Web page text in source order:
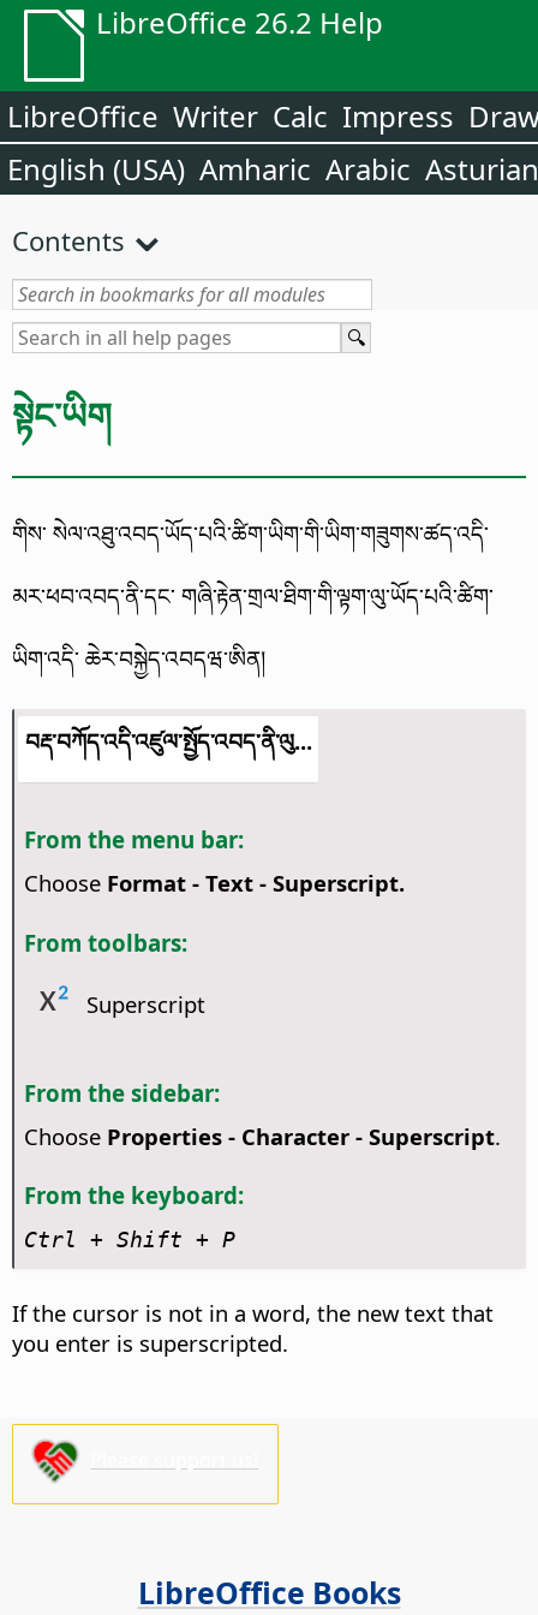
LibreOffice 26.2 Help
LibreOffice Writer Calc Impress
English (USA) Amharic Arabic Asturian
Contents
སྟེང་ཡིག
གིས་ སེལ་འཐུ་འབད་ཡོད་པའི་ཚིག་ཡིག་གི་ཡིག་གཟུགས་ཚད་འདི་
མར་ཕབ་འབད་ནི་དང་ གཞི་རྟེན་གྲལ་ཐིག་གི་ལྟག་ལུ་ཡོད་པའི་ཚིག་
ཡིག་འདི་ ཆེར་བསྐྱེད་འབདཝ་ཨིན།
བརྡ་བཀོད་འདི་འཛུལ་སྤྱོད་འབད་ནི་ལུ...
From the menu bar:
Choose Format - Text - Superscript.
From toolbars:
Superscript
From the sidebar:
Choose Properties - Character - Superscript.
From the keyboard:
Ctrl + Shift + P
If the cursor is not in a word, the new text that
you enter is superscripted.
LibreOffice Books